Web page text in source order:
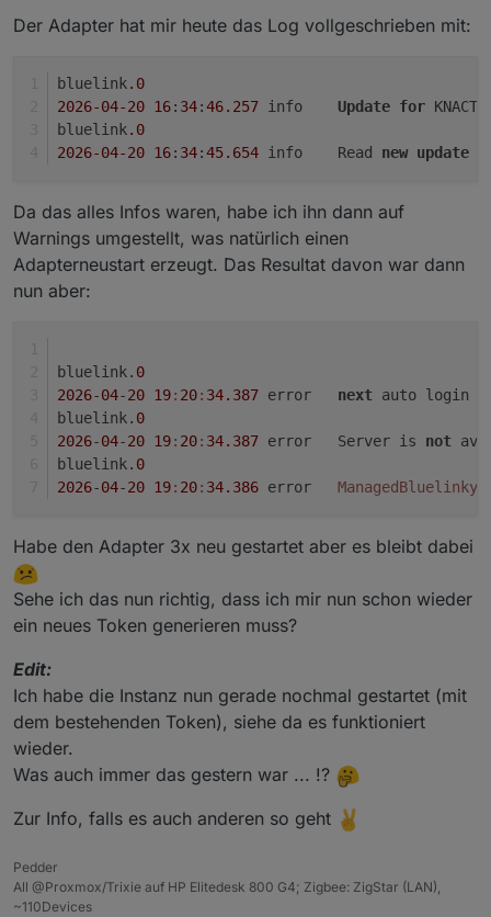
from selenium import webdriver
from selenium.common.exceptions import
from selenium.webdriver.common.by import By
from selenium.webdriver.support.ui import
from selenium.webdriver.support import
#
#
logging.basicConfig(
    level=logging.INFO,
format="%(asctime)s %(levelname)s
#
# Datenklassen für Hyundai/Kia
#
@dataclass(frozen=True)
class BrandConfig:
    client_id: str
    redirect_final: str
    success_selector: str
base_url = f"https://idpconnect-
    if brand == "kia":
            brand=brand,
client_id="fdc85c00-0a2f-4c64-
redirect_final="https://
                f"{base_url}authorize?"
Achtung jetzt nur den Befehl für Hyundai oder KIA
Benutzerdaten einloggen.
Nun sollte im Fenster von PowerShell ein Refresh
Token und ein Access Token erscheinen.
Diese mit der Maus markieren und mit Strg-C
kopieren und in eine leere Textdatei mit Strg-V
einfügen.
Der Refresh Token ist das Passwort für den Bluelink
Als letztes kann nun noch die Ausführungsrichtlinien
(Unrestricted) für PowerShell-Scripts entfernt und
der temporäre Ordner gelöscht werden. Dazu in der
Powershell die folgenden Befehle eingeben.
A eingeben und mit Enter bestätigen.
Viel Spass
Der Adapter hat mir heute das Log vollgeschrieben mit:
bluelink.0
2026-04-20 16: 34:46.257 Update for
bluelink.0
2026-04-20 16: 34:45.654
	info	Read
new update
Da das alles Infos waren, habe ich ihn dann auf
Warnings umgestellt, was natürlich einen
Adapterneustart erzeugt. Das Resultat davon war dann
nun aber:
bluelink. 0
2026-04-20 19: 20: 34.387 next auto login
bluelink. 0
2026-04-20 19: 20: 34.387
	error	Server is
not
bluelink. 0
2026-04-20 19: 20: 34.386
Habe den Adapter 3x neu gestartet aber es bleibt dabei
Sehe ich das nun richtig, dass ich mir nun schon wieder
ein neues Token generieren muss?
Edit:
Ich habe die Instanz nun gerade nochmal gestartet (mit
dem bestehenden Token), siehe da es funktioniert
wieder.
Was auch immer das gestern war ... !?
Zur Info, falls es auch anderen so geht
Pedder
All @Proxmox/Trixie auf HP Elitedesk 800 G4; Zigbee: ZigStar (LAN),
~110Devices